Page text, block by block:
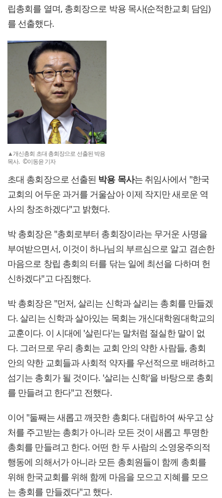
립총회를 열며, 총회장으로 박용 목사(순적한교회 담임)
를 선출했다.
▲개신총회 초대 총회장으로 선출된 박용
목사. ©이동윤 기자
초대 총회장으로 선출된 박용 목사는 취임사에서 "한국
교회의 어두운 과거를 거울삼아 이제 작지만 새로운 역
사의 창조하겠다"고 밝혔다.
박 총회장은 "총회로부터 총회장이라는 무거운 사명을
부여받으면서, 이것이 하나님의 부르심으로 알고 겸손한
마음으로 창립 총회의 터를 닦는 일에 최선을 다하며 헌
신하겠다"고 다짐했다.
박 총회장은 "먼저, 살리는 신학과 살리는 총회를 만들겠
다. 살리는 신학과 살아있는 목회는 개신대학원대학교의
교훈이다. 이 시대에 '살린다'는 말처럼 절실한 말이 없
다. 그러므로 우리 총회는 교회 안의 약한 사람들, 총회
안의 약한 교회들과 사회적 약자를 우선적으로 배려하고
섬기는 총회가 될 것이다. '살리는 신학'을 바탕으로 총회
를 만들려고 한다"고 전했다.
이어 "둘째는 새롭고 깨끗한 총회다. 대립하여 싸우고 상
처를 주고받는 총회가 아니라 모든 것이 새롭고 투명한
총회를 만들려고 한다. 어떤 한 두 사람의 소영웅주의적
행동에 의해서가 아니라 모든 총회원들이 함께 총회를
위해 한국교회를 위해 함께 마음을 모으고 지혜를 모으
는 총회를 만들겠다"고 했다.